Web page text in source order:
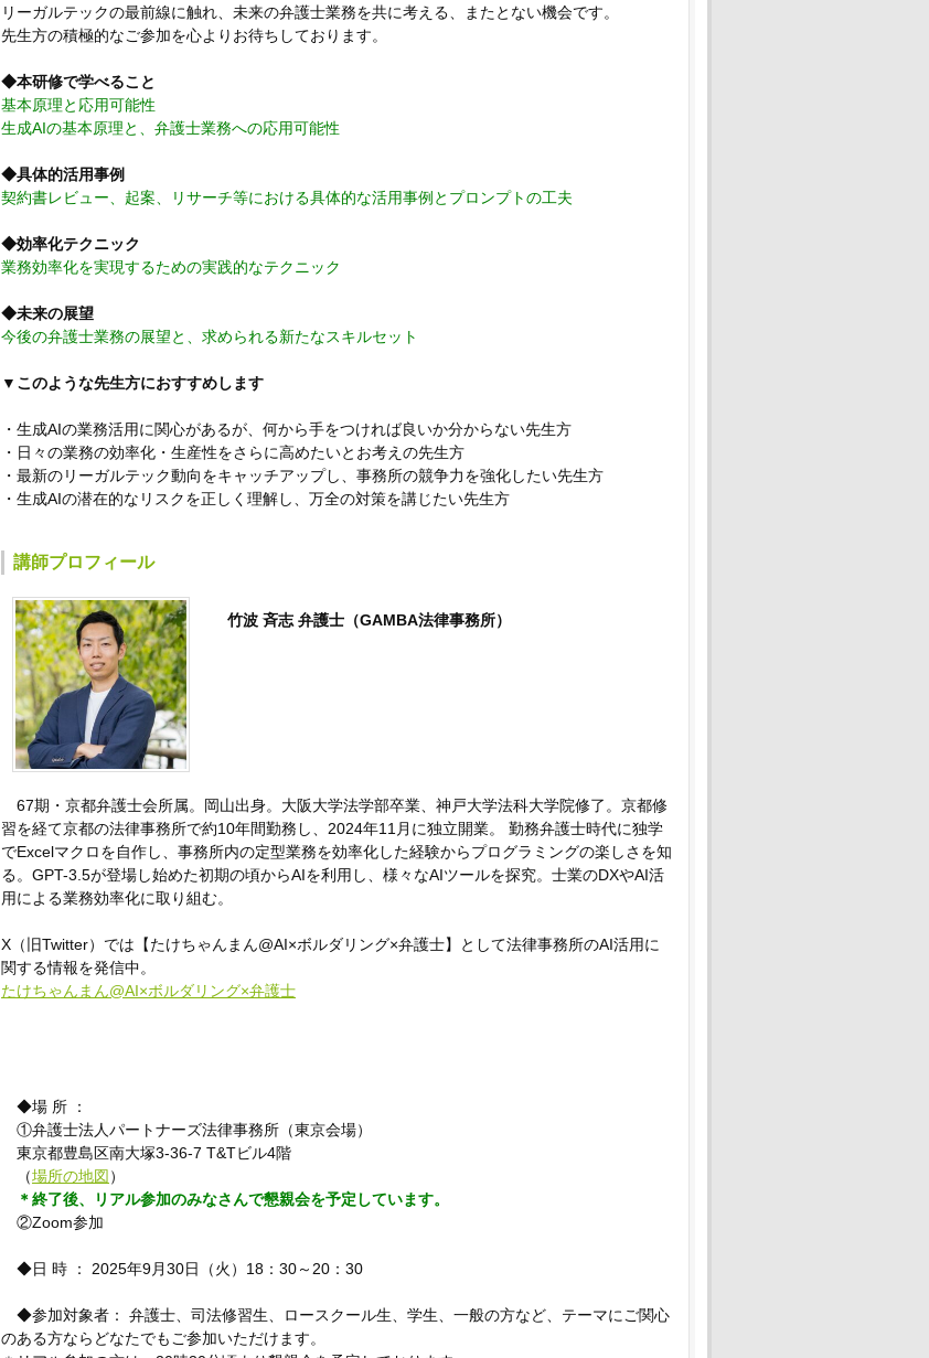
リーガルテックの最前線に触れ、未来の弁護士業務を共に考える、
またとない機会です。
先生方の積極的なご参加を心よりお待ちしております。
◆本研修で学べること
基本原理と応用可能性
生成AIの基本原理と、弁護士業務への応用可能性
◆具体的活用事例
契約書レビュー、起案、
リサーチ等における具体的な活用事例とプロンプトの工夫
◆効率化テクニック
業務効率化を実現するための実践的なテクニック
◆未来の展望
今後の弁護士業務の展望と、求められる新たなスキルセット
▼このような先生方におすすめします
・生成AIの業務活用に関心があるが、 何から手をつければ良いか分からない先生方
・日々の業務の効率化・生産性をさらに高めたいとお考えの先生方
・最新のリーガルテック動向をキャッチアップし、 事務所の競争力を強化したい先生方
・生成AIの潜在的なリスクを正しく理解し、 万全の対策を講じたい先生方
講師プロフィール
竹波 斉志 弁護士（GAMBA法律事務所）
67期・京都弁護士会所属。岡山出身。大阪大学法学部卒業、神戸大学法科大学院修了。京都修
習を経て京都の法律事務所で約10年間勤務し、2024年11月に独立開業。 勤務弁護士時代に独学
でExcelマクロを自作し、事務所内の定型業務を効率化した経験からプログラミングの楽しさを知
る。GPT-3.5が登場し始めた初期の頃からAIを利用し、様々なAIツールを探究。士業のDXやAI活
用による業務効率化に取り組む。
X（旧Twitter）では【たけちゃんまん@AI×ボルダリング×弁護士】として法律事務所のAI活用に
関する情報を発信中。
たけちゃんまん@AI×ボルダリング×弁護士
◆場 所 ：
①弁護士法人パートナーズ法律事務所（東京会場）
東京都豊島区南大塚3-36-7 T&Tビル4階
（場所の地図 ）
＊終了後、リアル参加のみなさんで懇親会を予定しています。
②Zoom参加
◆日 時 ： 2025年9月30日（火）18：30～20：30
◆参加対象者： 弁護士、司法修習生、ロースクール生、学生、一般の方など、 テーマにご関心
のある方ならどなたでもご参加いただけます。